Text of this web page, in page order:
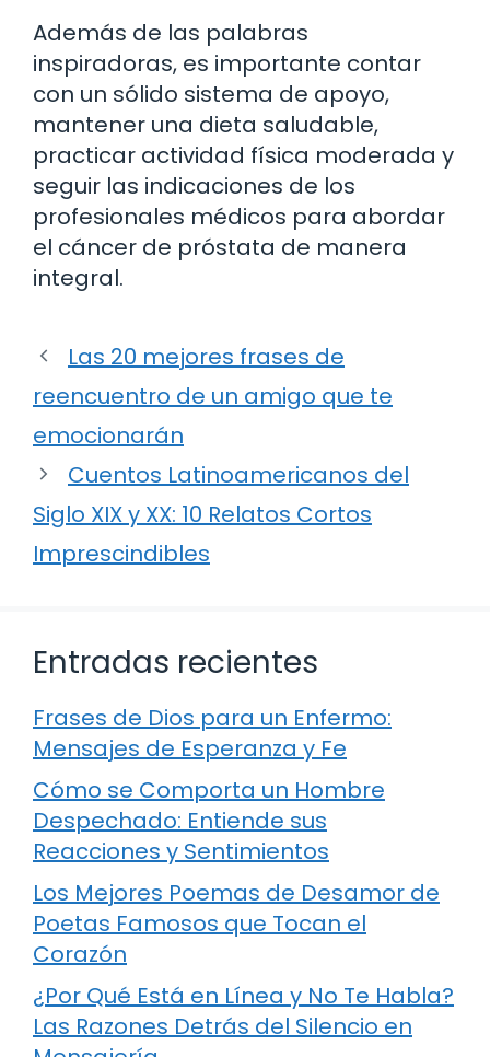
Además de las palabras
inspiradoras, es importante contar
con un sólido sistema de apoyo,
mantener una dieta saludable,
practicar actividad física moderada y
seguir las indicaciones de los
profesionales médicos para abordar
el cáncer de próstata de manera
integral.
Las 20 mejores frases de
reencuentro de un amigo que te
emocionarán
Cuentos Latinoamericanos del
Siglo XIX y XX: 10 Relatos Cortos
Imprescindibles
Entradas recientes
Frases de Dios para un Enfermo:
Mensajes de Esperanza y Fe
Cómo se Comporta un Hombre
Despechado: Entiende sus
Reacciones y Sentimientos
Los Mejores Poemas de Desamor de
Poetas Famosos que Tocan el
Corazón
¿Por Qué Está en Línea y No Te Habla?
Las Razones Detrás del Silencio en